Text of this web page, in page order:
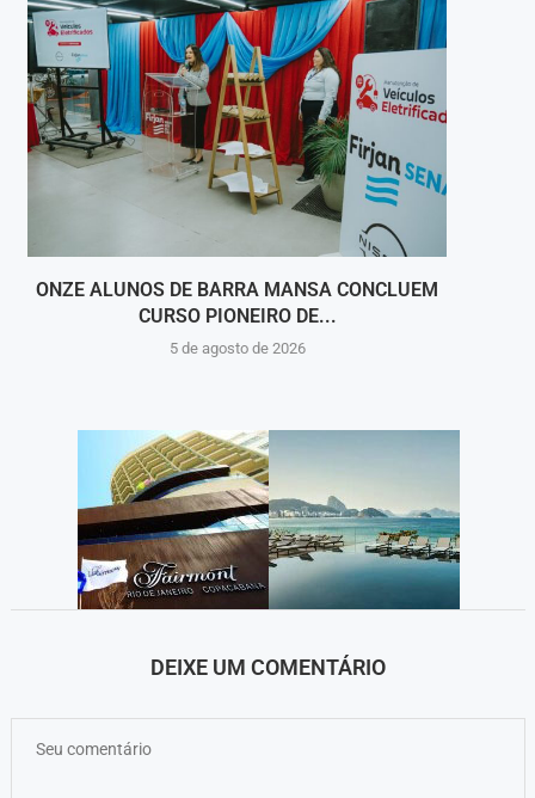
ONZE ALUNOS DE BARRA MANSA CONCLUEM
CURSO PIONEIRO DE...
5 de agosto de 2026
DEIXE UM COMENTÁRIO